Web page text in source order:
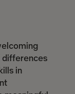
differences
in